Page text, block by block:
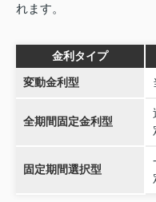
れます。
金利タイプ
変動金利型
全期間固定金利型
固定期間選択型